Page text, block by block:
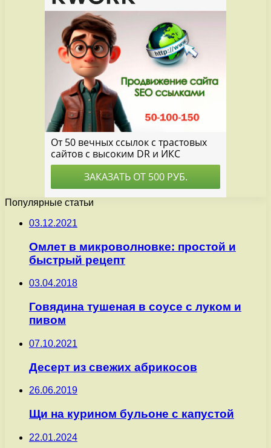
Популярные статьи
03.12.2021
Омлет в микроволновке: простой и
быстрый рецепт
03.04.2018
Говядина тушеная в соусе с луком и
пивом
07.10.2021
Десерт из свежих абрикосов
26.06.2019
Щи на курином бульоне с капустой
22.01.2024